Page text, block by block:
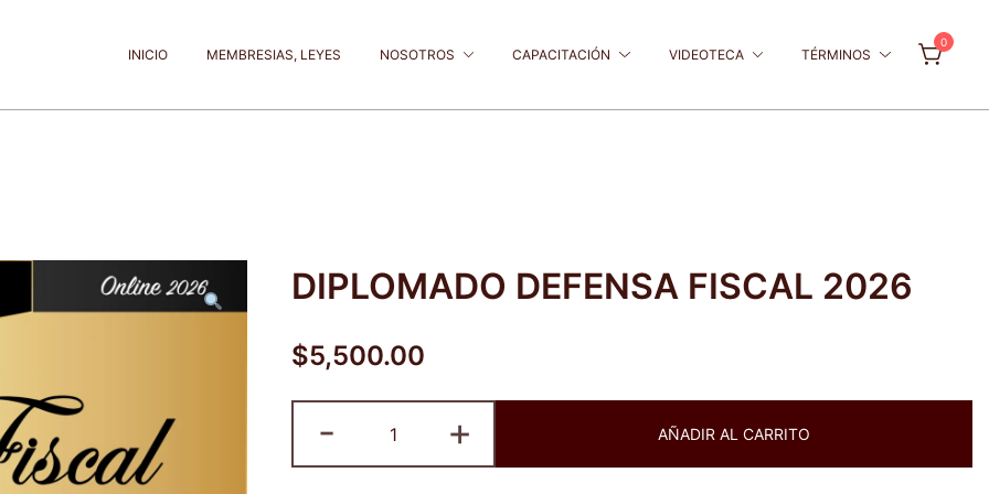
INICIO MEMBRESIAS, LEYES NOSOTROS CAPACITACIÓN VIDEOTECA TÉRMINOS
0
DIPLOMADO DEFENSA FISCAL 2026
$5,500.00
-
DEFENSA
FISCAL
+ AÑADIR AL CARRITO